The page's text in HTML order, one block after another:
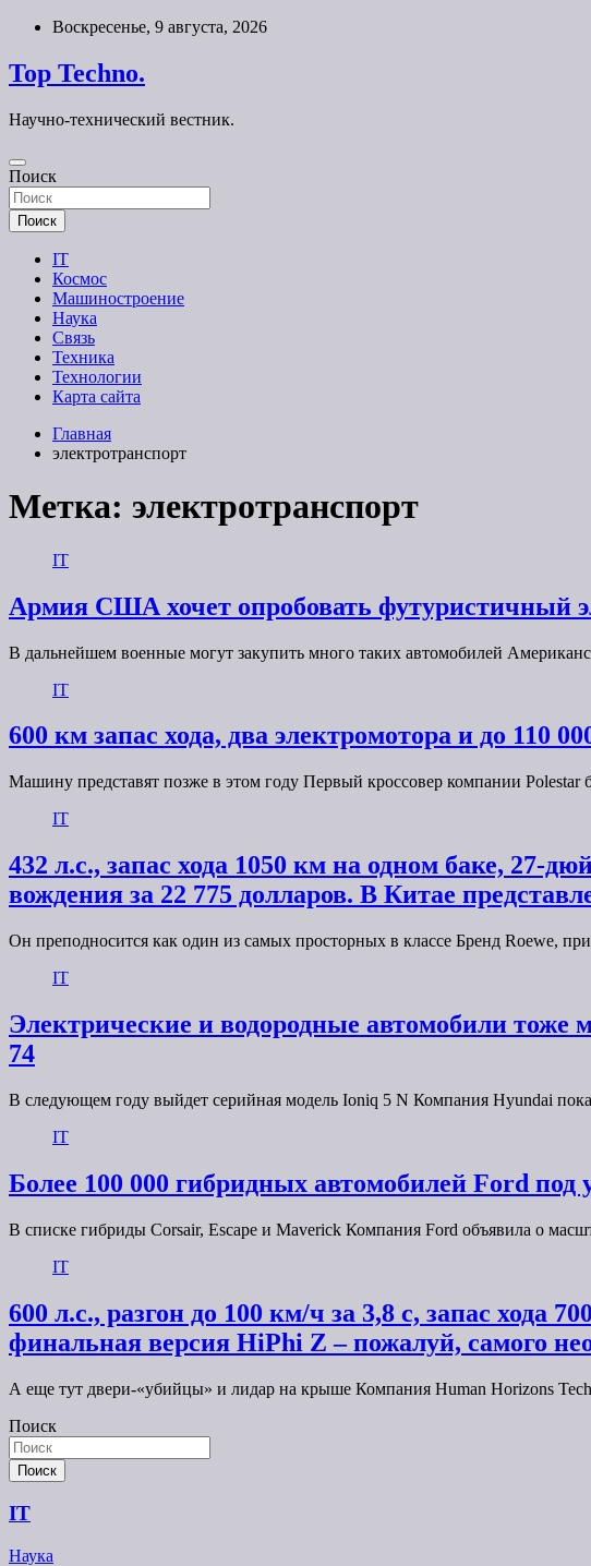
Перейти
содержимому
Воскресенье, 9 августа, 2026
Top Techno.
Научно-технический вестник.
Поиск
Поиск
IT
Космос
Машиностроение
Наука
Связь
Техника
Технологии
Карта сайта
Главная
электротранспорт
Метка: электротранспорт
IT
Армия США хочет опробовать футуристичный
В дальнейшем военные могут закупить много таких автомобилей
IT
600 км запас хода, два электромотора и до 110
Машину представят позже в этом году Первый кроссовер компании Polestar
IT
432 л.с., запас хода 1050 км на одном баке, 27-
вождения за 22 775 долларов. В Китае
Он преподносится как один из самых просторных в классе Бренд Roewe,
IT
Электрические и водородные автомобили
74
В следующем году выйдет серийная модель Ioniq 5 N Компания Hyundai
IT
Более 100 000 гибридных автомобилей Ford
В списке гибриды Corsair, Escape и Maverick Компания Ford объявила о
IT
600 л.с., разгон до 100 км/ч за 3,8 с, запас хода
финальная версия HiPhi Z – пожалуй, самого
А еще тут двери-«убийцы» и лидар на крыше Компания Human Horizons
Поиск
Поиск
IT
Наука